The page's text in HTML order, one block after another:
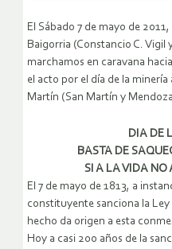
El Sábado 7 de mayo de
Baigorria (Constancio C. Vigil
marchamos en caravana
el acto por el día de la minería
Martín (San Martín y
DIA DE
BASTA DE
SI A LA VIDA NO
El 7 de mayo de 1813, a
constituyente sanciona la
hecho da origen a esta
Hoy a casi 200 años de la